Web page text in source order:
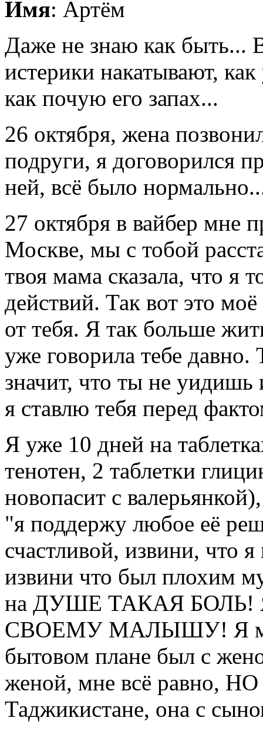
Имя: Артём
Даже не знаю как быть...
истерики накатывают,
как почую его запах...
26 октября, жена
подруги, я договорился
ней, всё было
27 октября в вайбер
Москве, мы с тобой
твоя мама сказала, что я
действий. Так вот это
от тебя. Я так больше
уже говорила тебе давно.
значит, что ты не
я ставлю тебя перед
Я уже 10 дней на
тенотен, 2 таблетки
новопасит с
"я поддержу любое её
счастливой, извини, что
извини что был плохим
на ДУШЕ ТАКАЯ
СВОЕМУ МАЛЫШУ! Я
бытовом плане был с
женой, мне всё равно,
Таджикистане, она с